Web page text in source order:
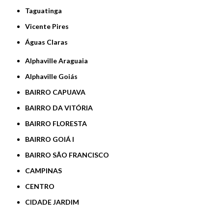
Taguatinga
Vicente Pires
Águas Claras
Alphaville Araguaia
Alphaville Goiás
BAIRRO CAPUAVA
BAIRRO DA VITÓRIA
BAIRRO FLORESTA
BAIRRO GOIÁ I
BAIRRO SÃO FRANCISCO
CAMPINAS
CENTRO
CIDADE JARDIM